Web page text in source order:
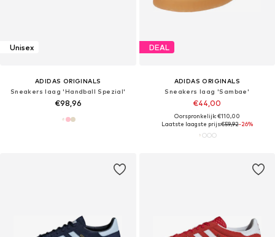
Unisex
ADIDAS ORIGINALS
Sneakers laag 'Handball Spezial'
€98,96
DEAL
ADIDAS ORIGINALS
Sneakers laag 'Sambae'
€44,00
Oorspronkelijk: €110,00
Laatste laagste prijs:€59,92-26%